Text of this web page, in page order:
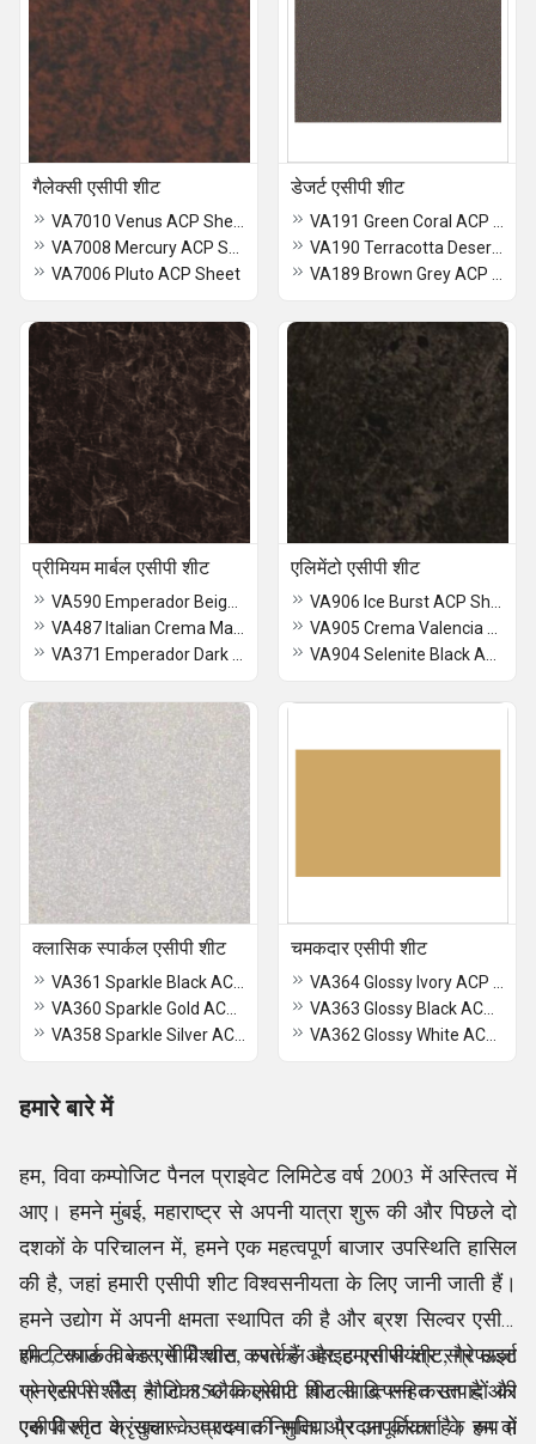
गैलेक्सी एसीपी शीट
VA7006 Pluto ACP Sheet
डेजर्ट एसीपी शीट
प्रीमियम मार्बल एसीपी शीट एलिमेंटो एसीपी शीट
क्लासिक स्पार्कल एसीपी शीट चमकदार एसीपी शीट
हमारे बारे में
हम, विवा कम्पोजिट पैनल प्राइवेट लिमिटेड वर्ष 2003 में अस्तित्व में
आए। हमने मुंबई, महाराष्ट्र से अपनी यात्रा शुरू की और पिछले दो
दशकों के परिचालन में, हमने एक महत्वपूर्ण बाजार उपस्थिति हासिल
की है, जहां हमारी एसीपी शीट विश्वसनीयता के लिए जानी जाती हैं।
हमने उद्योग में अपनी क्षमता स्थापित की है और ब्रश सिल्वर एसीपी
शीट, स्पार्कल रेड एसीपी शीट, स्पार्कल व्हाइट एसीपी शीट, ग्रेफाइट
ग्रे एसीपी शीट, नौटिका ब्लैक एसीपी शीट आदि सहित उत्पादों की
एक विस्तृत श्रृंखला के प्रख्यात निर्माता और आपूर्तिकर्ता के रूप में
हम टिकाऊ विकास में विश्वास करते हैं और हमारा संयंत्र सौर ऊर्जा
जनरेटर से लैस है जो 850 किलोवाट बिजली उत्पन्न करता है और
एसीपी शीट के सुचारू उत्पादन की सुविधा प्रदान करता है। हम दो